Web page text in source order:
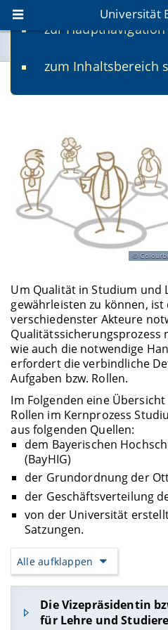
zur
zum Inhaltsbereich
Universität
www.uni-
fis.uni-
Rollen in Studium
Um Qualität in Studium und
gewährleisten zu können, ist
verschiedenster Akteure
Qualitätssicherungsprozess
wie auch die notwendige
erfordert die verbindliche
Aufgaben bzw. Rollen.
Im Folgenden eine
Rollen im Kernprozess
aus folgenden Quellen:
dem Bayerischen
(BayHIG)
der Grundordnung der
der Geschäftsverteilung
von der Universität
Satzungen.
Alle aufklappen
Die Vizepräsidentin
für Lehre und